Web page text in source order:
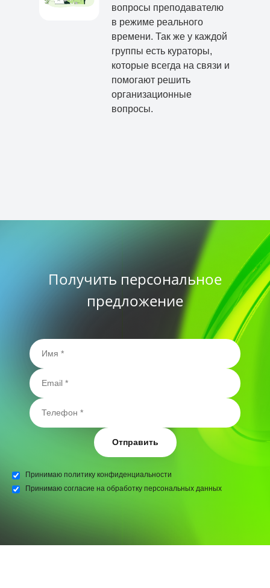
вопросы преподавателю
в режиме реального
времени. Так же у каждой
группы есть кураторы,
которые всегда на связи и
помогают решить
организационные
вопросы.
Получить персональное
предложение
Отправить
Принимаю политику конфиденциальности
Принимаю согласие на обработку персональных данных